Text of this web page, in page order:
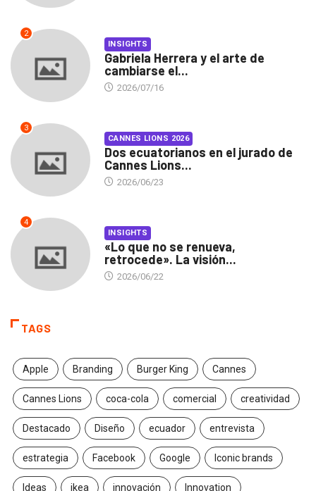
2
INSIGHTS
Gabriela Herrera y el arte de
cambiarse el...
2026/07/16
3
CANNES LIONS 2026
Dos ecuatorianos en el jurado de
Cannes Lions...
2026/06/23
4
INSIGHTS
«Lo que no se renueva,
retrocede». La visión...
2026/06/22
TAGS
Apple Branding Burger King Cannes
Cannes Lions coca-cola comercial creatividad
Destacado Diseño ecuador entrevista
estrategia Facebook Google Iconic brands
Ideas ikea innovación Innovation